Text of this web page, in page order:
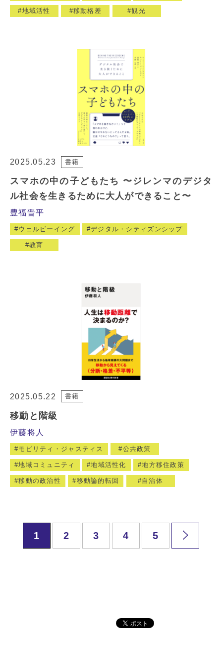
地域活性 移動格差 観光
2025.05.23 書籍
スマホの中の子どもたち 〜ジレンマのデジタ
ル社会を生きるために大人ができること〜
豊福晋平
ウェルビーイング デジタル・シティズンシップ
教育
2025.05.22 書籍
移動と階級
伊藤将人
モビリティ・ジャスティス 公共政策
地域コミュニティ 地域活性化 地方移住政策
移動の政治性 移動論的転回 自治体
1 2 3 4 5